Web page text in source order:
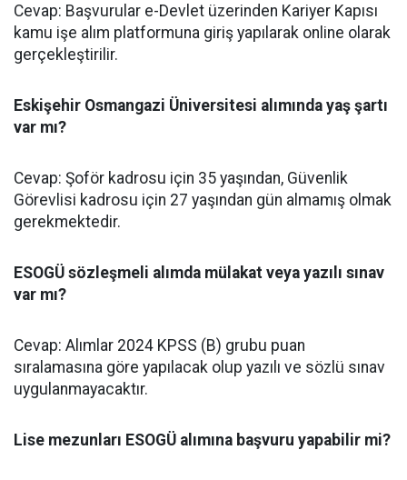
Cevap: Başvurular e-Devlet üzerinden Kariyer Kapısı
kamu işe alım platformuna giriş yapılarak online olarak
gerçekleştirilir.
Eskişehir Osmangazi Üniversitesi alımında yaş şartı
var mı?
Cevap: Şoför kadrosu için 35 yaşından, Güvenlik
Görevlisi kadrosu için 27 yaşından gün almamış olmak
gerekmektedir.
ESOGÜ sözleşmeli alımda mülakat veya yazılı sınav
var mı?
Cevap: Alımlar 2024 KPSS (B) grubu puan
sıralamasına göre yapılacak olup yazılı ve sözlü sınav
uygulanmayacaktır.
Lise mezunları ESOGÜ alımına başvuru yapabilir mi?